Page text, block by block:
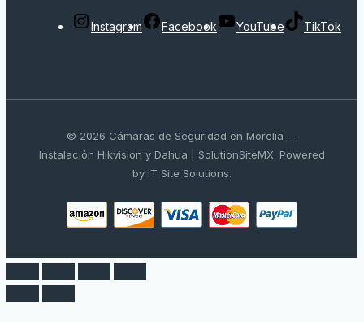
Instagram Facebook YouTube TikTok
© 2026 Cámaras de Seguridad en Morelia —
Instalación Hikvision y Dahua | SolutionSiteMX. Powered
by IT Site Solutions.